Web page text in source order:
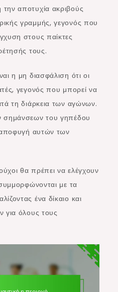
αποτυχία ακριβούς
γραμμής, γεγονός που
στους παίκτες
τους.
η μη διασφάλιση ότι οι
γεγονός που μπορεί να
τη διάρκεια των αγώνων.
σημάνσεων του γηπέδου
αποφυγή αυτών των
θα πρέπει να ελέγχουν
με τα
ένα δίκαιο και
για όλους τους